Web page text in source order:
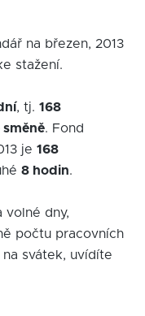
na březen, 2013
stažení.
, tj. 168
. Fond
je 168
8 hodin.
volné dny,
počtu pracovních
svátek, uvídíte